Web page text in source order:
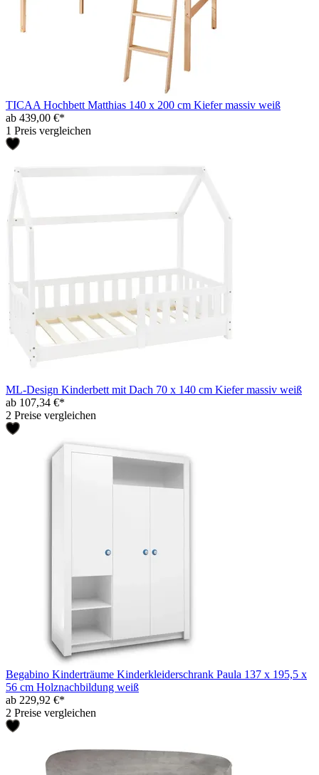
TICAA Hochbett Matthias 140 x 200 cm Kiefer massiv weiß
ab 439,00 €*
1 Preis vergleichen
ML-Design Kinderbett mit Dach 70 x 140 cm Kiefer massiv weiß
ab 107,34 €*
2 Preise vergleichen
Begabino Kinderträume Kinderkleiderschrank Paula 137 x 195,5 x
56 cm Holznachbildung weiß
ab 229,92 €*
2 Preise vergleichen